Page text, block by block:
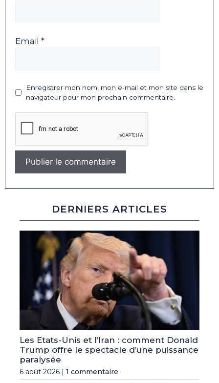
Email *
Enregistrer mon nom, mon e-mail et mon site dans le
navigateur pour mon prochain commentaire.
DERNIERS ARTICLES
Les Etats-Unis et l’Iran : comment Donald
Trump offre le spectacle d’une puissance
paralysée
6 août 2026 | 1 commentaire